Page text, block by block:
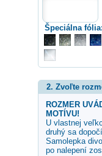
Špeciálna fólia:
2. Zvoľte
ROZMER
MOTÍVU!
U vlastnej
druhý sa
Samolepka
po nalepení